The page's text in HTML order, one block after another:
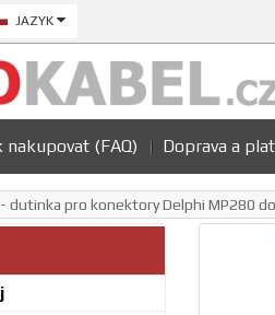
JAZYK
nakupovat (FAQ) Doprava a
dutinka pro konektory Delphi MP280